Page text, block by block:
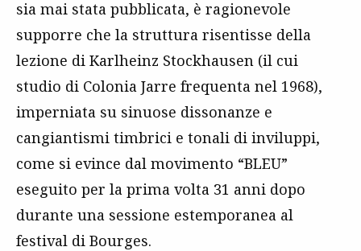
sia mai stata pubblicata, è ragionevole
supporre che la struttura risentisse della
lezione di Karlheinz Stockhausen (il cui
studio di Colonia Jarre frequenta nel 1968),
imperniata su sinuose dissonanze e
cangiantismi timbrici e tonali di inviluppi,
come si evince dal movimento “BLEU”
eseguito per la prima volta 31 anni dopo
durante una sessione estemporanea al
festival di Bourges.